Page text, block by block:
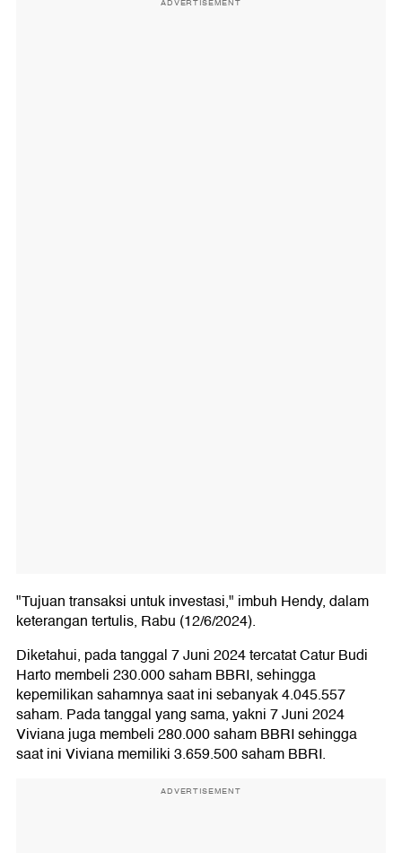
ADVERTISEMENT
"Tujuan transaksi untuk investasi," imbuh Hendy, dalam
keterangan tertulis, Rabu (12/6/2024).
Diketahui, pada tanggal 7 Juni 2024 tercatat Catur Budi
Harto membeli 230.000 saham BBRI, sehingga
kepemilikan sahamnya saat ini sebanyak 4.045.557
saham. Pada tanggal yang sama, yakni 7 Juni 2024
Viviana juga membeli 280.000 saham BBRI sehingga
saat ini Viviana memiliki 3.659.500 saham BBRI.
ADVERTISEMENT